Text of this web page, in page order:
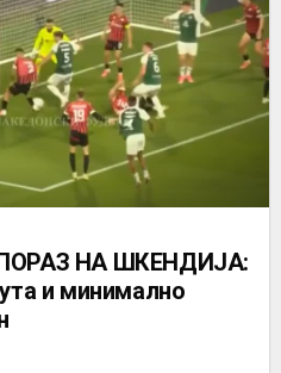
НА ШКЕНДИЈА:
и минимално